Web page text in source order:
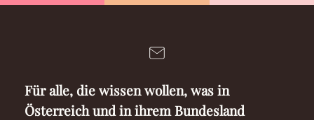
Für alle, die wissen wollen, was in
Österreich und in ihrem Bundesland